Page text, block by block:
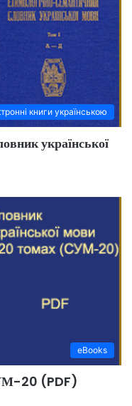
книги українською
української
eBooks
20 (PDF)